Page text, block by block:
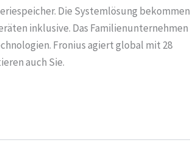
Die Systemlösung
inklusive. Das
Fronius agiert global mit 28
auch Sie.